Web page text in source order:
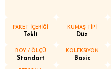
PAKET İÇERİĞİ
Tekli
KUMAŞ TİPİ
Düz
BOY / ÖLÇÜ
Standart
KOLEKSİYON
Basic